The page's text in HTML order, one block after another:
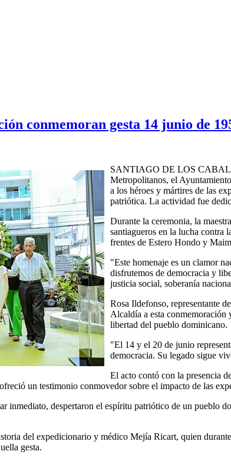
conmemoran gesta 14 junio de
SANTIAGO DE LOS
Metropolitanos, el
a los héroes y mártires de las
patriótica. La actividad fue
Durante la ceremonia, la
santiagueros en la lucha contra
frentes de Estero Hondo y
"Este homenaje es un clamor
disfrutemos de democracia y
justicia social, soberanía
Rosa Ildefonso, representante
Alcaldía a esta conmemoración
libertad del pueblo dominicano.
"El 14 y el 20 de junio
democracia. Su legado sigue
El acto contó con la presencia
un testimonio conmovedor sobre el impacto de las
inmediato, despertaron el espíritu patriótico de un pueblo
del expedicionario y médico Mejía Ricart, quien
gesta.